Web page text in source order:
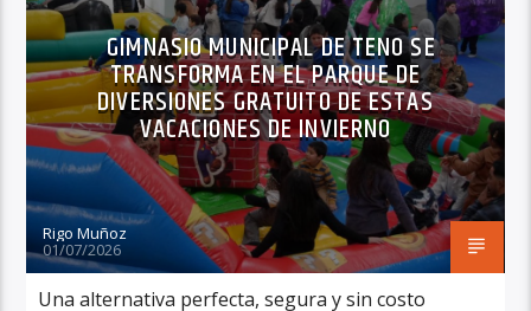
GIMNASIO MUNICIPAL DE TENO SE
TRANSFORMA EN EL PARQUE DE
DIVERSIONES GRATUITO DE ESTAS
VACACIONES DE INVIERNO
Rigo Muñoz
01/07/2026
Una alternativa perfecta, segura y sin costo